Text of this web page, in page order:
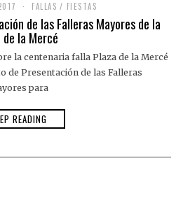
D
I
C
E
M
R
,
2
0
FALLAS / FIESTAS
de las Falleras Mayores de la
la Mercé
la centenaria falla Plaza de la Mercé
de Presentación de las Falleras
para
READING